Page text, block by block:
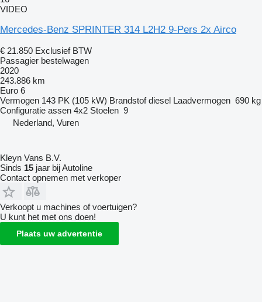
VIDEO
Mercedes-Benz SPRINTER 314 L2H2 9-Pers 2x Airco
€ 21.850 Exclusief BTW
Passagier bestelwagen
2020
243.886 km
Euro 6
Vermogen 143 PK (105 kW) Brandstof diesel Laadvermogen 690 kg
Configuratie assen 4x2 Stoelen 9
Nederland, Vuren
Kleyn Vans B.V.
Sinds 15 jaar bij Autoline
Contact opnemen met verkoper
Verkoopt u machines of voertuigen?
U kunt het met ons doen!
Plaats uw advertentie